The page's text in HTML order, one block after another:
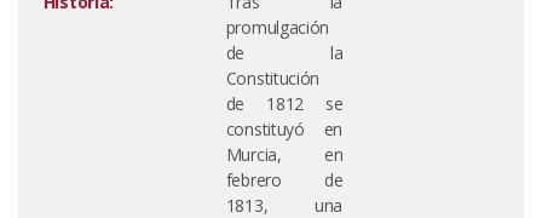
promulgación
de la
Constitución
de 1812 se
constituyó en
Murcia, en
febrero de
1813, una